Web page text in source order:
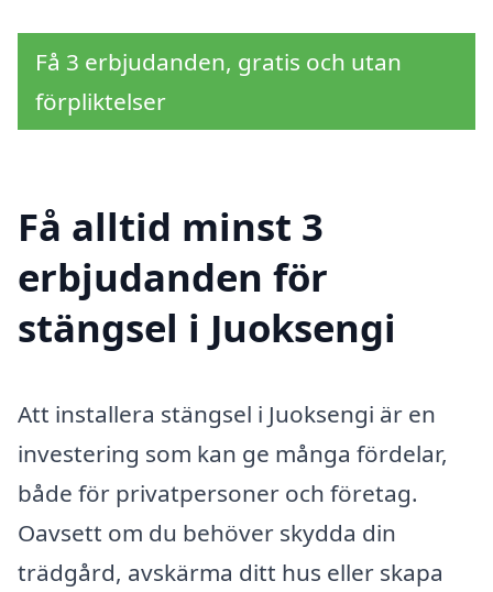
Få 3 erbjudanden, gratis och utan
förpliktelser
Få alltid minst 3
erbjudanden för
stängsel i Juoksengi
Att installera stängsel i Juoksengi är en
investering som kan ge många fördelar,
både för privatpersoner och företag.
Oavsett om du behöver skydda din
trädgård, avskärma ditt hus eller skapa